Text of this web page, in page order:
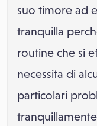
suo timore ad
tranquilla
routine che si
necessita di
particolari